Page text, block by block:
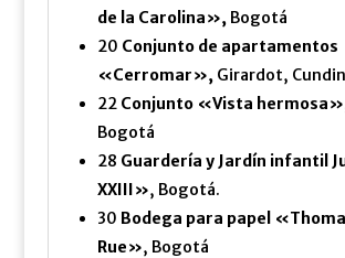
de la Carolina», Bogotá
20 Conjunto de apartamentos
«Cerromar», Girardot,
22Conjunto «Vista
Bogotá
28 Guardería y Jardín infantil
XXIII», Bogotá.
30 Bodega para papel
Rue», Bogotá